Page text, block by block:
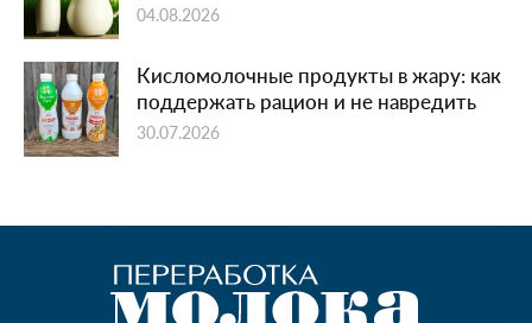
04.08.2026
Кисломолочные продукты в жару: как
поддержать рацион и не навредить
30.07.2026